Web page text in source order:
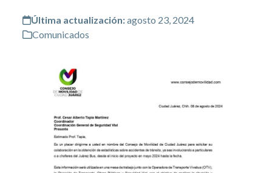
Última actualización:agosto 23, 2024
Comunicados